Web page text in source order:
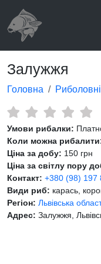
Залужжя
Головна
Умови рибалки:
Коли можна
Ціна за добу: 150 грн
Ціна за світлу пору
Контакт: +380 (98) 197
Види риб: карась,
Регіон: Львівська
Адрес: Залужжя,